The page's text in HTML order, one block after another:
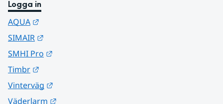
Logga in
AQUA
SIMAIR
SMHI Pro
Timbr
Vinterväg
Väderlarm